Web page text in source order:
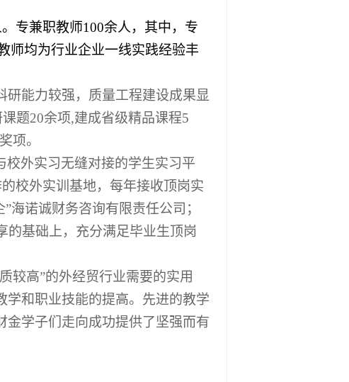
专兼职教师100余人，其中，专
师均为行业企业一线实践经验丰
研能力较强，质量工程建设成果显
题20余项,建成省级精品课程5
项。
外实习无缝对接的学生实习平
校外实训基地，每年接收顶岗实
海诺诚财务咨询有限责任公司；
的基础上，充分满足毕业生顶岗
较高”的外经贸行业需要的实用
学和职业技能的提高。先进的教学
学子们走向成功提供了坚强而有